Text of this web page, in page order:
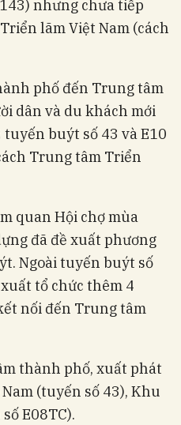
nhưng chưa tiếp
lãm Việt Nam (cách
phố đến Trung tâm
dân và du khách mới
buýt số 43 và E10
Trung tâm Triển
quan Hội chợ mùa
đã đề xuất phương
Ngoài tuyến buýt số
xuất tổ chức thêm 4
nối đến Trung tâm
thành phố, xuất phát
(tuyến số 43), Khu
E08TC).